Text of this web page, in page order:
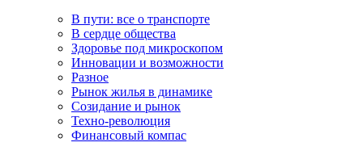
В пути: все о транспорте
В сердце общества
Здоровье под микроскопом
Инновации и возможности
Разное
Рынок жилья в динамике
Созидание и рынок
Техно-революция
Финансовый компас